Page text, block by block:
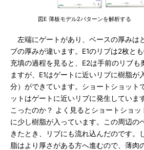
図E 薄板モデル2パターンを解析する
左端にゲートがあり、ベースの厚みは
ブの厚みが違います。E1のリブは2枚と
充填の過程を見ると、E2は手前のリブも
ますが、E1はゲートに近いリブに樹脂が
分）ができています。ショートショット
ットはゲートに近いリブに発生していま
こったのか？ よく見るとショートショ
に少し樹脂が入っています。この周辺の
きたとき、リブにも流れ込んだのです。
脂はより厚さがある方へ進むので、薄肉